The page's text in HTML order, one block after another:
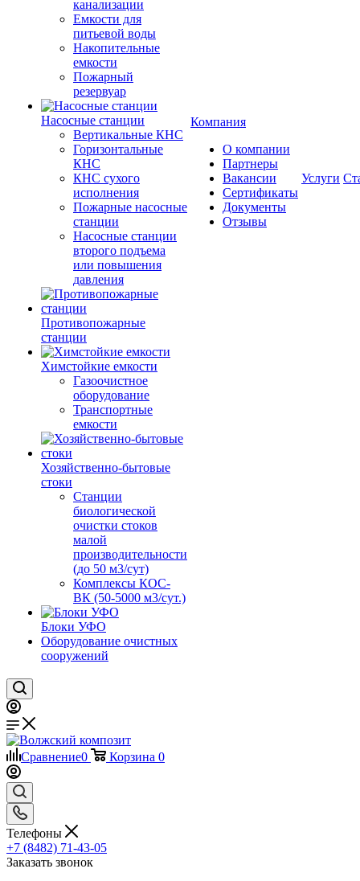
канализации
Емкости для
питьевой воды
Накопительные
емкости
Пожарный
резервуар
Насосные станции
Вертикальные КНС
Горизонтальные
КНС
КНС сухого
исполнения
Пожарные насосные
станции
Насосные cтанции
второго подъема
или повышения
давления
Противопожарные
станции
Химстойкие емкости
Газоочистное
оборудование
Транспортные
емкости
Хозяйственно-бытовые
стоки
Станции
биологической
очистки стоков
малой
производительности
(до 50 м3/сут)
Комплексы КОС-
ВК (50-5000 м3/сут.)
Блоки УФО
Оборудование очистных
сооружений
Компания
О компании
Партнеры
Вакансии
Сертификаты
Документы
Отзывы
Услуги
Сравнение0 Корзина 0
Телефоны
+7 (8482) 71-43-05
Заказать звонок